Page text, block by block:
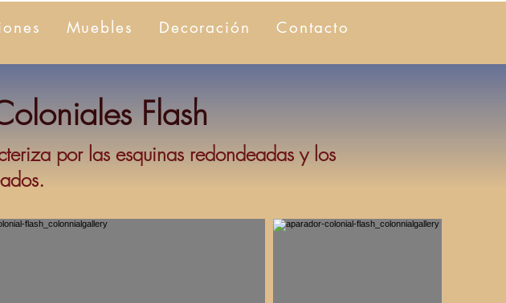
Muebles Decoración Contacto
Flash
por las esquinas redondeadas y los